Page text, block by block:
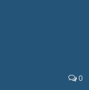
0